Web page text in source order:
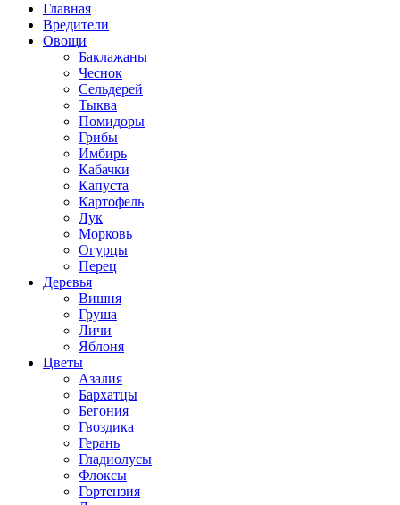
Главная
Вредители
Овощи
Баклажаны
Чеснок
Сельдерей
Тыква
Помидоры
Грибы
Имбирь
Кабачки
Капуста
Картофель
Лук
Морковь
Огурцы
Перец
Деревья
Вишня
Груша
Личи
Яблоня
Цветы
Азалия
Бархатцы
Бегония
Гвоздика
Герань
Гладиолусы
Флоксы
Гортензия